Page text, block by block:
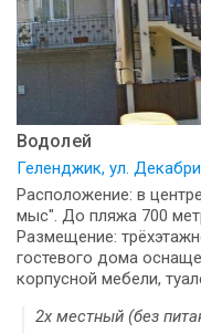
Водолей
Геленджик, ул.
Расположение: в
мыс". До пляжа 700
Размещение:
гостевого дома
корпусной мебели,
2х местный (без